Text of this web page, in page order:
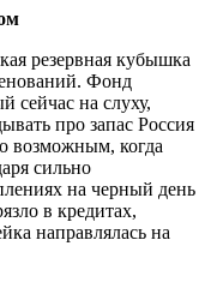
резервная кубышка
Фонд
сейчас на слуху,
про запас Россия
возможным, когда
сильно
на черный день
в кредитах,
направлялась на